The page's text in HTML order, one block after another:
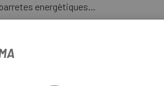
energètiques...
entorpeix la recuperació.
20-25g de proteïna per presa.